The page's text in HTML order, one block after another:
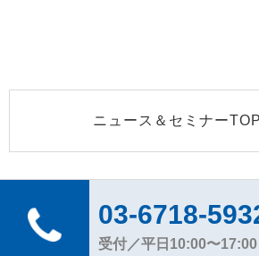
ニュース＆セミナー
03-6718-
受付／平日10:00〜17:00